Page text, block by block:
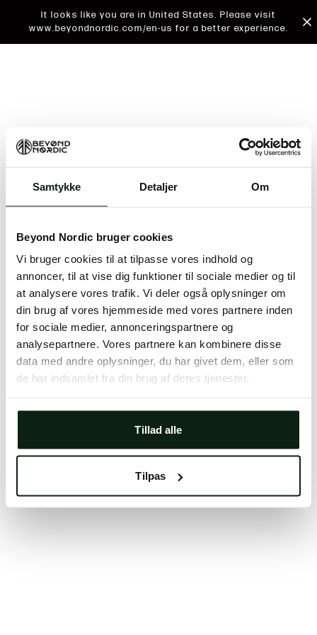
Samtykke Detaljer Om
Beyond Nordic bruger cookies
Vi bruger cookies til at tilpasse vores indhold og
annoncer, til at vise dig funktioner til sociale medier og til
at analysere vores trafik. Vi deler også oplysninger om
din brug af vores hjemmeside med vores partnere inden
for sociale medier, annonceringspartnere og
analysepartnere. Vores partnere kan kombinere disse
data med andre oplysninger, du har givet dem, eller som
de har indsamlet fra din brug af deres tjenester.
Tillad alle
Tilpas
It looks like you are in United States. Please visit
www.beyondnordic.com/en-us for a better experience.
An unknown error has occurred. An error report has
issue will be investigated.
Click the button below to refresh the website. If the
issue persists, either try waiting a moment or
reopening your browser.
Clearing your browser cache may also help in some
cases.
We apologize for the inconvenience.